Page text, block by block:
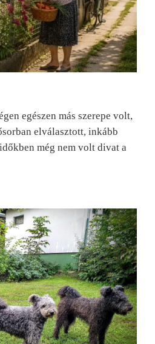
egészen más szerepe volt,
elválasztott, inkább
még nem volt divat a